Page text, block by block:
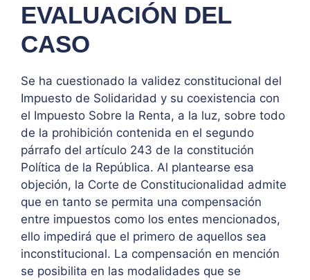
EVALUACIÓN DEL
CASO
Se ha cuestionado la validez constitucional del
Impuesto de Solidaridad y su coexistencia con
el Impuesto Sobre la Renta, a la luz, sobre todo
de la prohibición contenida en el segundo
párrafo del artículo 243 de la constitución
Política de la República. Al plantearse esa
objeción, la Corte de Constitucionalidad admite
que en tanto se permita una compensación
entre impuestos como los entes mencionados,
ello impedirá que el primero de aquellos sea
inconstitucional. La compensación en mención
se posibilita en las modalidades que se